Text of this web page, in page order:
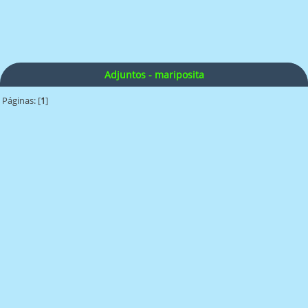
Adjuntos - mariposita
Páginas: [1]